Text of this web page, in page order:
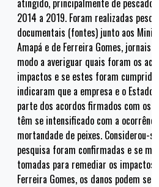
atingido, principalmente de
2014 a 2019. Foram realizadas
documentais (fontes) junto aos
Amapá e de Ferreira Gomes, jornais
modo a averiguar quais foram os
impactos e se estes foram
indicaram que a empresa e o Estado
parte dos acordos firmados com os
têm se intensificado com a
mortandade de peixes. Considerou-
pesquisa foram confirmadas e se
tomadas para remediar os impactos
Ferreira Gomes, os danos podem se